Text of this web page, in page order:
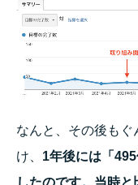
なんと、その後も
け、 1年後には「
したのです。当時